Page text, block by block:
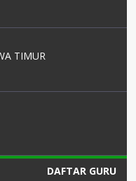
TIMUR
DAFTAR GURU